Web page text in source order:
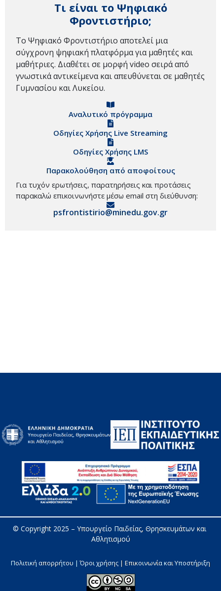
Τι είναι το Ψηφιακό
Φροντιστήριο;
Το Ψηφιακό Φροντιστήριο αποτελεί μια
σύγχρονη ψηφιακή πλατφόρμα για μαθητές και
μαθήτριες. Διαθέτει σε μορφή video σειρά από
γνωστικά αντικείμενα και απευθύνεται σε μαθητές
Γυμνασίου και Λυκείου.
Αναλυτικό πρόγραμμα
Οδηγίες Χρήσης Live Streaming
Οδηγίες Χρήσης LMS
Παρακολούθηση από αποφοίτους
Για τυχόν ερωτήσεις, παρατηρήσεις και προτάσεις
παρακαλώ επικοινωνήστε μέσω email στη διεύθυνση:
psfrontistirio@minedu.gov.gr
© Copyright 2025 – Υπουργείο Παιδείας, Θρησκευμάτων και
Αθλητισμού
Πολιτική απορρήτου | Όροι χρήσης | Επικοινωνία και Υποστήριξη